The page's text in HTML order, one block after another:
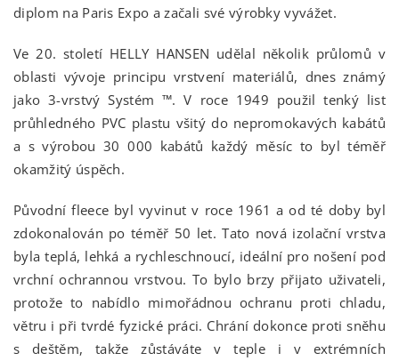
diplom na Paris Expo a začali své výrobky vyvážet.
Ve 20. století HELLY HANSEN udělal několik průlomů v
oblasti vývoje principu vrstvení materiálů, dnes známý
jako 3-vrstvý Systém ™. V roce 1949 použil tenký list
průhledného PVC plastu všitý do nepromokavých kabátů
a s výrobou 30 000 kabátů každý měsíc to byl téměř
okamžitý úspěch.
Původní fleece byl vyvinut v roce 1961 a od té doby byl
zdokonalován po téměř 50 let. Tato nová izolační vrstva
byla teplá, lehká a rychleschnoucí, ideální pro nošení pod
vrchní ochrannou vrstvou. To bylo brzy přijato uživateli,
protože to nabídlo mimořádnou ochranu proti chladu,
větru i při tvrdé fyzické práci. Chrání dokonce proti sněhu
s deštěm, takže zůstáváte v teple i v extrémních